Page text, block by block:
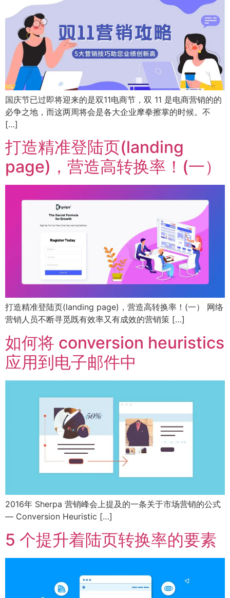
国庆节已过即将迎来的是双11电商节，双 11 是电商营销的的
必争之地，而这两周将会是各大企业摩拳擦掌的时候。不
[…]
打造精准登陆页(landing
page)，营造高转换率！(一）
打造精准登陆页(landing page)，营造高转换率！(一） 网络
营销人员不断寻觅既有效率又有成效的营销策 […]
如何将 conversion heuristics
应用到电子邮件中
2016年 Sherpa 营销峰会上提及的一条关于市场营销的公式
— Conversion Heuristic […]
5 个提升着陆页转换率的要素